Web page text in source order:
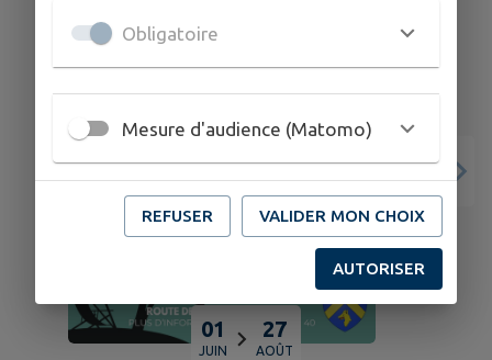
01
JUIN
27
AOÛT
Obligatoire
Mesure d'audience (Matomo)
REFUSER VALIDER MON CHOIX
AUTORISER